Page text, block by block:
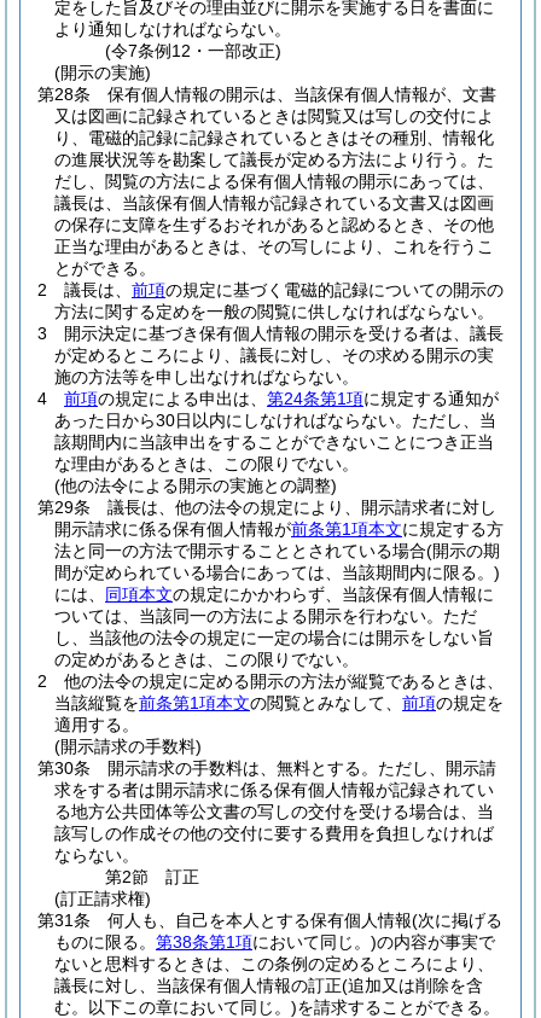
定をした旨及びその理由並びに開示を実施する日を書面に
より通知しなければならない。
(令7条例12・一部改正)
(開示の実施)
第28条
保有個人情報の開示は、当該保有個人情報が、文書
又は図画に記録されているときは閲覧又は写しの交付によ
り、電磁的記録に記録されているときはその種別、情報化
の進展状況等を勘案して議長が定める方法により行う。 た
だし、閲覧の方法による保有個人情報の開示にあっては、
議長は、当該保有個人情報が記録されている文書又は図画
の保存に支障を生ずるおそれがあると認めるとき、その他
正当な理由があるときは、その写しにより、これを行うこ
とができる。
2
議長は、 前項の規定に基づく電磁的記録についての開示の
方法に関する定めを一般の閲覧に供しなければならない。
3
開示決定に基づき保有個人情報の開示を受ける者は、議長
が定めるところにより、議長に対し、その求める開示の実
施の方法等を申し出なければならない。
4
前項の規定による申出は、 第24条第1項に規定する通知が
あった日から30日以内にしなければならない。 ただし、当
該期間内に当該申出をすることができないことにつき正当
な理由があるときは、この限りでない。
(他の法令による開示の実施との調整)
第29条
議長は、他の法令の規定により、開示請求者に対し
開示請求に係る保有個人情報が前条第1項本文に規定する方
法と同一の方法で開示することとされている場合(開示の期
間が定められている場合にあっては、当該期間内に限る。)
には、 同項本文の規定にかかわらず、当該保有個人情報に
ついては、当該同一の方法による開示を行わない。 ただ
し、当該他の法令の規定に一定の場合には開示をしない旨
の定めがあるときは、この限りでない。
2
他の法令の規定に定める開示の方法が縦覧であるときは、
当該縦覧を前条第1項本文の閲覧とみなして、 前項の規定を
適用する。
(開示請求の手数料)
第30条
開示請求の手数料は、無料とする。 ただし、開示請
求をする者は開示請求に係る保有個人情報が記録されてい
る地方公共団体等公文書の写しの交付を受ける場合は、当
該写しの作成その他の交付に要する費用を負担しなければ
ならない。
第2節
訂正
(訂正請求権)
第31条
何人も、自己を本人とする保有個人情報(次に掲げる
ものに限る。 第38条第1項において同じ。)の内容が事実で
ないと思料するときは、この条例の定めるところにより、
議長に対し、当該保有個人情報の訂正(追加又は削除を含
む。以下この章において同じ。)を請求することができる。